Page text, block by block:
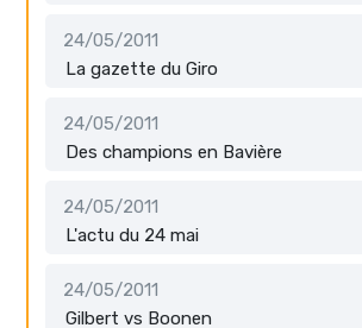
24/05/2011
La gazette du Giro
24/05/2011
Des champions en Bavière
24/05/2011
L'actu du 24 mai
24/05/2011
Gilbert vs Boonen